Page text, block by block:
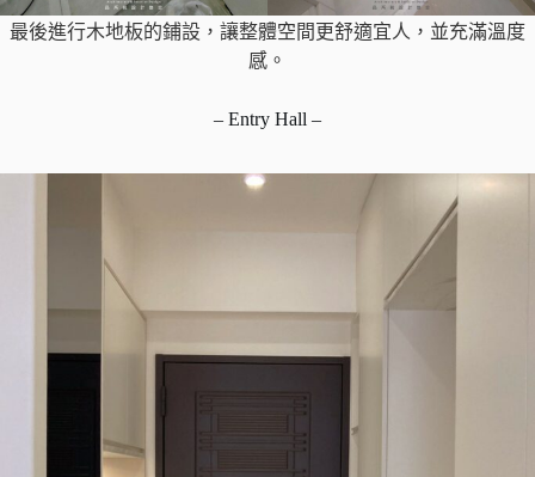
最後進行木地板的鋪設，讓整體空間更舒適宜人，並充滿溫度
感。
– Entry Hall –